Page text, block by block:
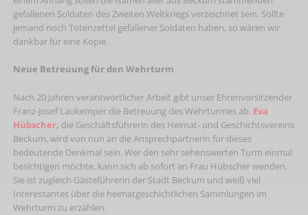
gefallenen Soldaten des Zweiten Weltkriegs verzeichnet sein. Sollte
jemand noch Totenzettel gefallener Soldaten haben, so wären wir
dankbar für eine Kopie.
Neue Betreuung für den Wehrturm
Nach 20 Jahren verantwortlicher Arbeit gibt unser Ehrenvorsitzender
Franz-Josef Laukemper die Betreuung des Wehrturmes ab. Eva
Hübscher, die Geschäftsführerin des Heimat- und Geschichtsvereins
Beckum, wird von nun an die Ansprechpartnerin für dieses
bedeutende Denkmal sein. Wer den sehr sehenswerten Turm einmal
besichtigen möchte, kann sich ab sofort an Frau Hübscher wenden.
Sie ist zugleich Gästeführerin der Stadt Beckum und weiß viel
Interessantes über die heimatgeschichtlichen Sammlungen im
Wehrturm zu erzählen.